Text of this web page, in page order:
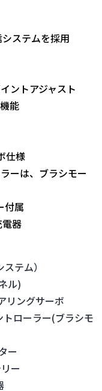
ステムを採用
ントアジャスト
能
仕様
ーは、ブラシモー
付属
器
テム）
ル)
リングサーボ
ローラー(ブラシモ
ー
ー